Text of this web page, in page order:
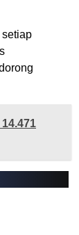
setiap